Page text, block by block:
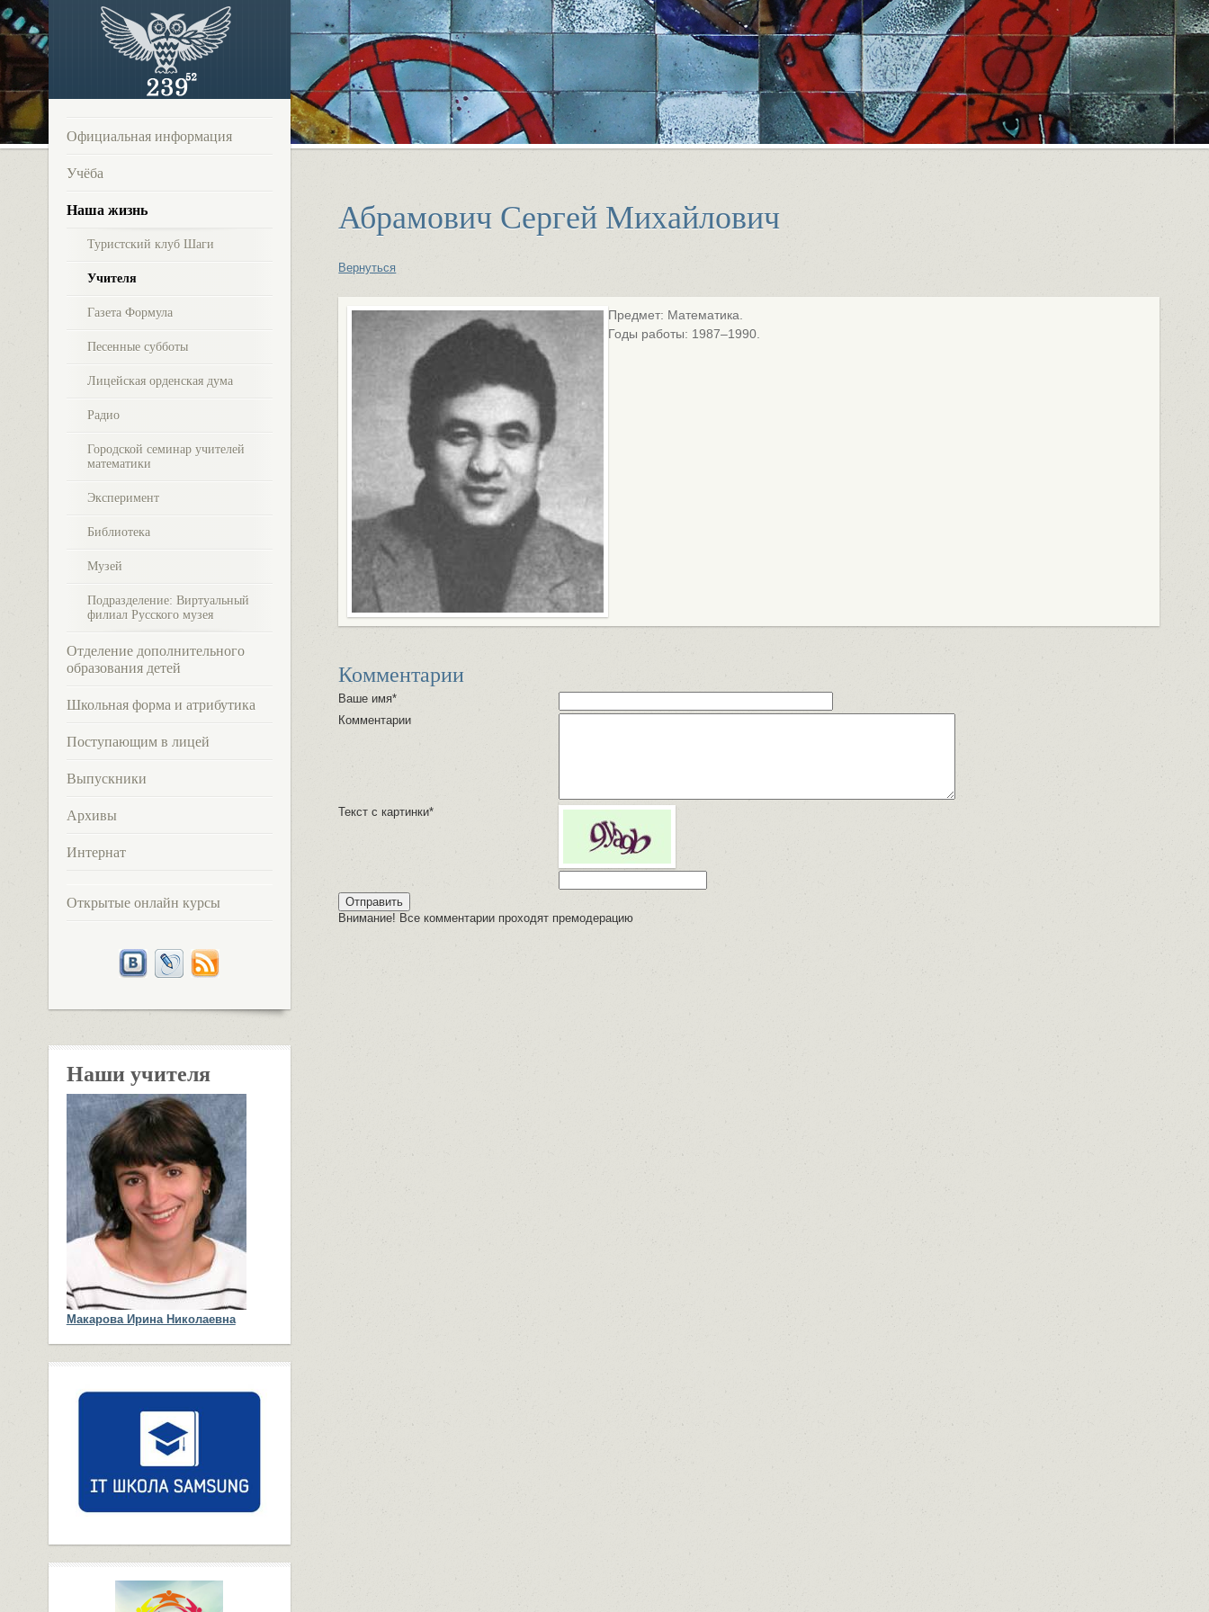
Официальная информация
Учёба
Наша жизнь
Туристский клуб Шаги
Учителя
Газета Формула
Песенные субботы
Лицейская орденская дума
Радио
Городской семинар учителей
математики
Эксперимент
Библиотека
Музей
Подразделение: Виртуальный
филиал Русского музея
Отделение дополнительного
образования детей
Школьная форма и атрибутика
Поступающим в лицей
Выпускники
Архивы
Интернат
Открытые онлайн курсы
Наши учителя
Макарова Ирина Николаевна
Абрамович Сергей Михайлович
Вернуться
Предмет: Математика.
Годы работы: 1987–1990.
Комментарии
Ваше имя*
Комментарии
Текст с картинки*
Внимание! Все комментарии проходят премодерацию